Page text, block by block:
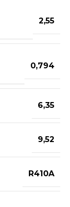
2,55
0,794
6,35
9,52
R410A